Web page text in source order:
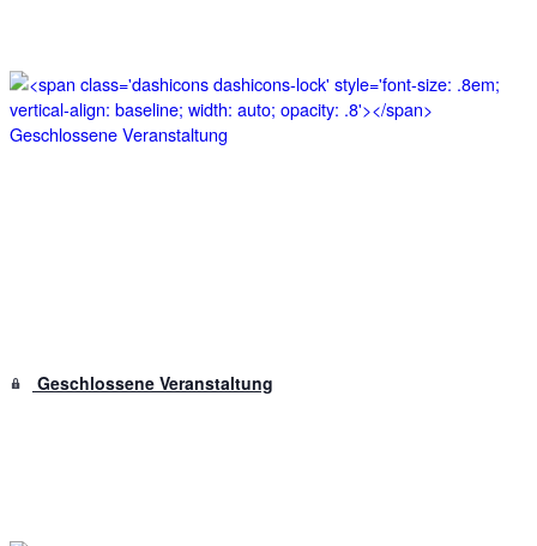
Geschlossene Veranstaltung